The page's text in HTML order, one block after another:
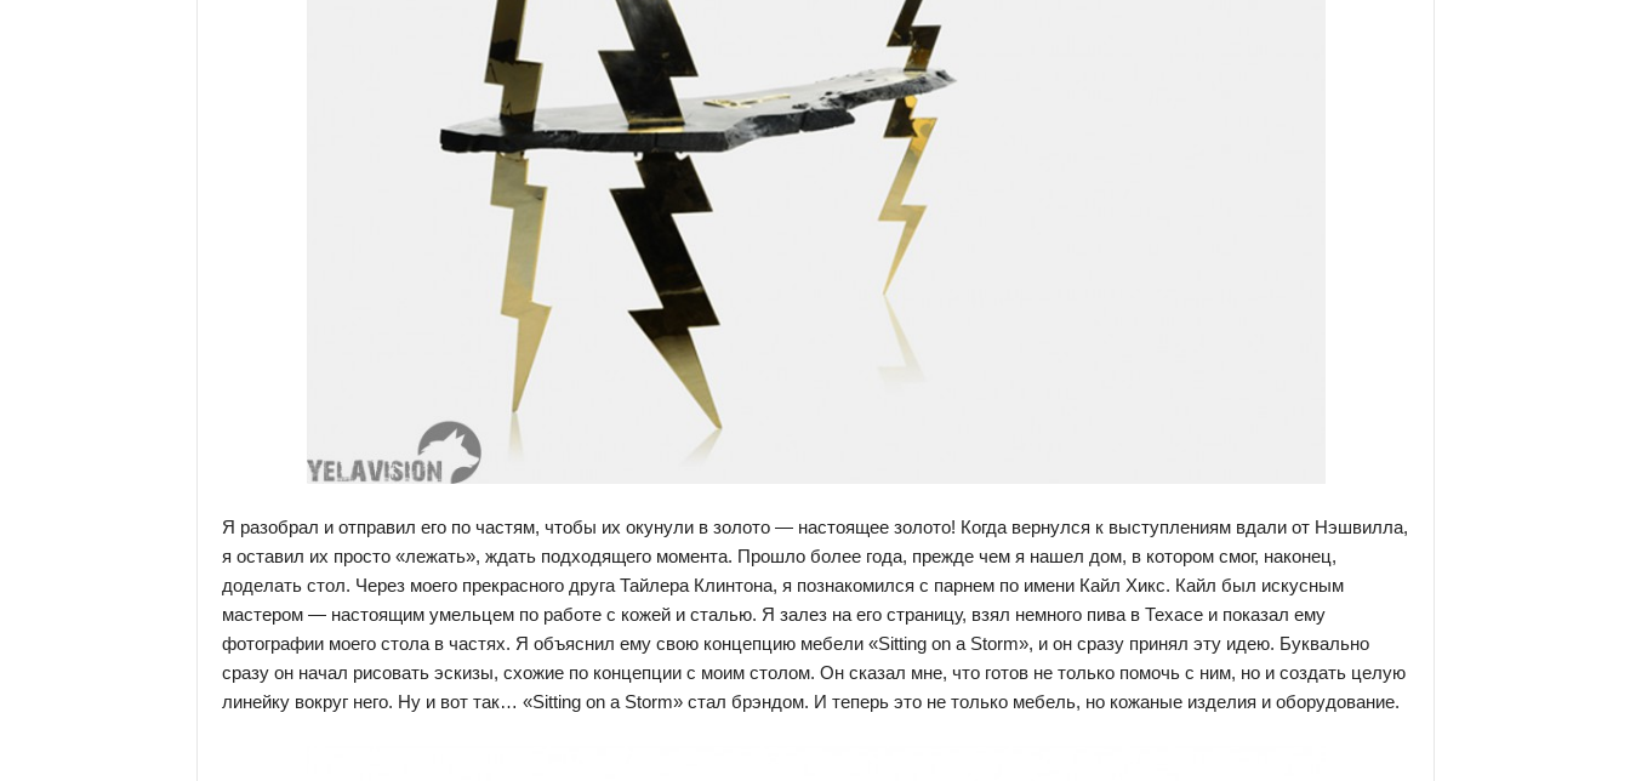
Я разобрал и отправил его по частям, чтобы их окунули в золото — настоящее золото! Когда вернулся к выступлениям вдали от Нэшвилла,
я оставил их просто «лежать», ждать подходящего момента. Прошло более года, прежде чем я нашел дом, в котором смог, наконец,
доделать стол. Через моего прекрасного друга Тайлера Клинтона, я познакомился с парнем по имени Кайл Хикс. Кайл был искусным
мастером — настоящим умельцем по работе с кожей и сталью. Я залез на его страницу, взял немного пива в Техасе и показал ему
фотографии моего стола в частях. Я объяснил ему свою концепцию мебели «Sitting on a Storm», и он сразу принял эту идею. Буквально
сразу он начал рисовать эскизы, схожие по концепции с моим столом. Он сказал мне, что готов не только помочь с ним, но и создать целую
линейку вокруг него. Ну и вот так… «Sitting on a Storm» стал брэндом. И теперь это не только мебель, но кожаные изделия и оборудование.